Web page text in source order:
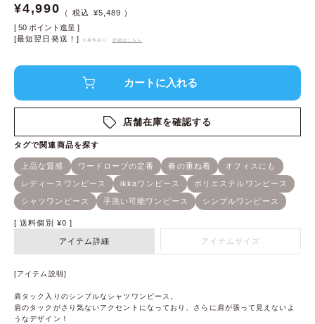
¥4,990 ¥5,489
[ 50 ポイント進呈 ]
[最短翌日発送！]
※条件あり、 詳細はこちら
店舗在庫を確認する
送料個別 ¥0
アイテム詳細 アイテムサイズ
[アイテム説明]
肩タック入りのシンプルなシャツワンピース。
肩のタックがさり気ないアクセントになっており、さらに肩が張って見えないよ
うなデザイン！